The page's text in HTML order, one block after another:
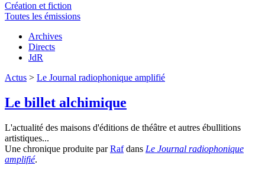
Création et fiction
Toutes les émissions
Archives
Directs
JdR
Actus > Le Journal radiophonique amplifié
Le billet alchimique
L'actualité des maisons d'éditions de théâtre et autres ébullitions
artistiques...
Une chronique produite parRafdans Le Journal radiophonique
amplifié.